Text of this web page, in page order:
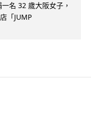
名 32 歲大阪女子，
「JUMP